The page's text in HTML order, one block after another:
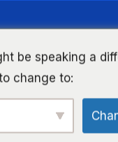
be speaking a
change to: